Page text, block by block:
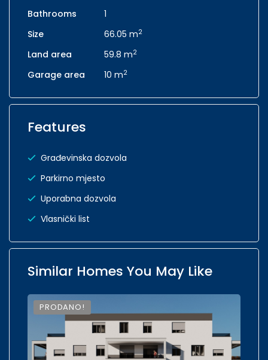
Bathrooms
1
Size
66.05 m2
Land area 59.8 m2
Garage area 10 m2
Features
Građevinska dozvola
Parkirno mjesto
Uporabna dozvola
Vlasnički list
Similar Homes You May Like
PRODANO!